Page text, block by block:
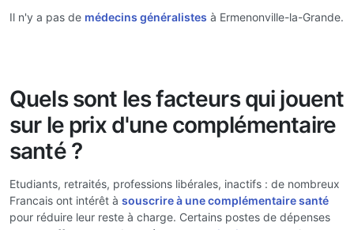
Il n'y a pas de médecins généralistes à Ermenonville-la-Grande.
Quels sont les facteurs qui jouent
sur le prix d'une complémentaire
santé ?
Etudiants, retraités, professions libérales, inactifs : de nombreux
Francais ont intérêt à souscrire à une complémentaire santé
pour réduire leur reste à charge. Certains postes de dépenses